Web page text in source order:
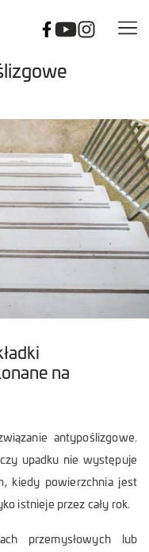
na
antypoślizgowe.
upadku nie występuje
kiedy powierzchnia jest
istnieje przez cały rok.
przemysłowych lub